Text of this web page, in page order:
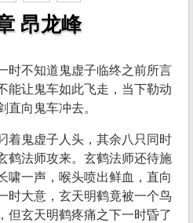
昂龙峰
时不知道鬼虚子临终之前所言
能让鬼车如此飞走，当下勒动
直向鬼车冲去。
着鬼虚子人头，其余八只同时
鹤法师攻来。玄鹤法师还待施
啸一声，喉头喷出鲜血，直向
时大意，玄天明鹤竟被一个鸟
但玄天明鹤疼痛之下一时昏了